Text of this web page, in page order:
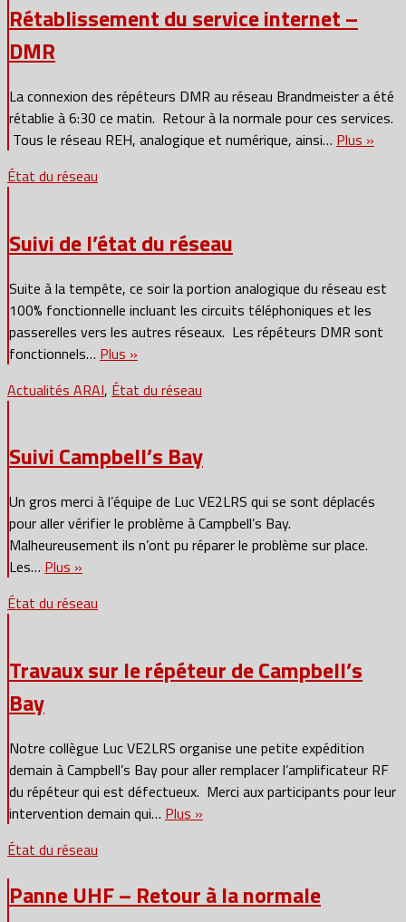
Rétablissement du service internet –
DMR
La connexion des répéteurs DMR au réseau Brandmeister a été
rétablie à 6:30 ce matin. Retour à la normale pour ces services.
Tous le réseau REH, analogique et numérique, ainsi… Plus »
État du réseau
Suivi de l’état du réseau
Suite à la tempête, ce soir la portion analogique du réseau est
100% fonctionnelle incluant les circuits téléphoniques et les
passerelles vers les autres réseaux. Les répéteurs DMR sont
fonctionnels… Plus »
Actualités ARAI, État du réseau
Suivi Campbell’s Bay
Un gros merci à l’équipe de Luc VE2LRS qui se sont déplacés
pour aller vérifier le problème à Campbell’s Bay.
Malheureusement ils n’ont pu réparer le problème sur place.
Les… Plus »
État du réseau
Travaux sur le répéteur de Campbell’s
Bay
Notre collègue Luc VE2LRS organise une petite expédition
demain à Campbell’s Bay pour aller remplacer l’amplificateur RF
du répéteur qui est défectueux. Merci aux participants pour leur
intervention demain qui… Plus »
État du réseau
Panne UHF – Retour à la normale